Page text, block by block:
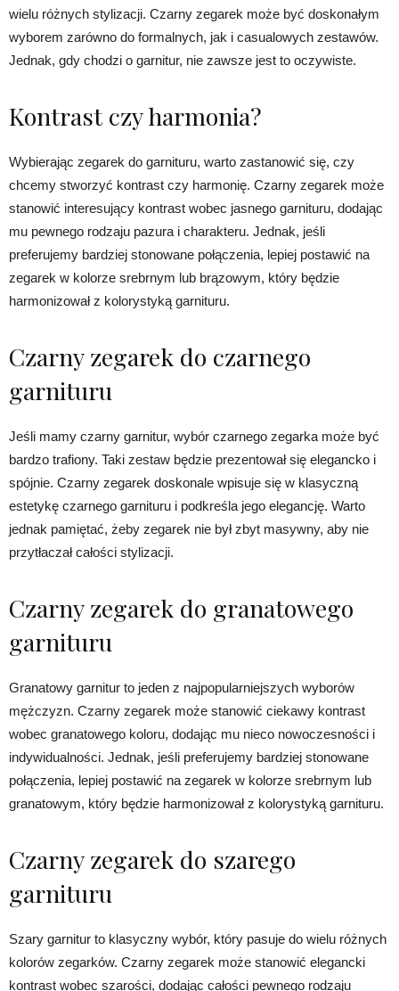
wielu różnych stylizacji. Czarny zegarek może być doskonałym
wyborem zarówno do formalnych, jak i casualowych zestawów.
Jednak, gdy chodzi o garnitur, nie zawsze jest to oczywiste.
Kontrast czy harmonia?
Wybierając zegarek do garnituru, warto zastanowić się, czy
chcemy stworzyć kontrast czy harmonię. Czarny zegarek może
stanowić interesujący kontrast wobec jasnego garnituru, dodając
mu pewnego rodzaju pazura i charakteru. Jednak, jeśli
preferujemy bardziej stonowane połączenia, lepiej postawić na
zegarek w kolorze srebrnym lub brązowym, który będzie
harmonizował z kolorystyką garnituru.
Czarny zegarek do czarnego
garnituru
Jeśli mamy czarny garnitur, wybór czarnego zegarka może być
bardzo trafiony. Taki zestaw będzie prezentował się elegancko i
spójnie. Czarny zegarek doskonale wpisuje się w klasyczną
estetykę czarnego garnituru i podkreśla jego elegancję. Warto
jednak pamiętać, żeby zegarek nie był zbyt masywny, aby nie
przytłaczał całości stylizacji.
Czarny zegarek do granatowego
garnituru
Granatowy garnitur to jeden z najpopularniejszych wyborów
mężczyzn. Czarny zegarek może stanowić ciekawy kontrast
wobec granatowego koloru, dodając mu nieco nowoczesności i
indywidualności. Jednak, jeśli preferujemy bardziej stonowane
połączenia, lepiej postawić na zegarek w kolorze srebrnym lub
granatowym, który będzie harmonizował z kolorystyką garnituru.
Czarny zegarek do szarego
garnituru
Szary garnitur to klasyczny wybór, który pasuje do wielu różnych
kolorów zegarków. Czarny zegarek może stanowić elegancki
kontrast wobec szarości, dodając całości pewnego rodzaju